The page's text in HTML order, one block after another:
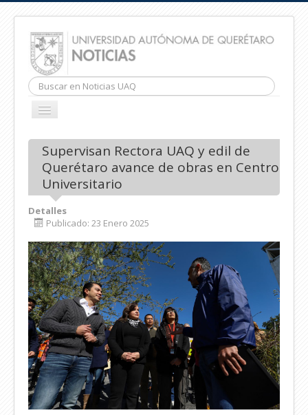
Buscar...
CAMBIAR
Supervisan Rectora UAQ y edil de
Querétaro avance de obras en Centro
Universitario
Detalles
Publicado: 23 Enero 2025